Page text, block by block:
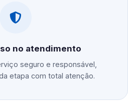
no atendimento
seguro e responsável,
etapa com total atenção.